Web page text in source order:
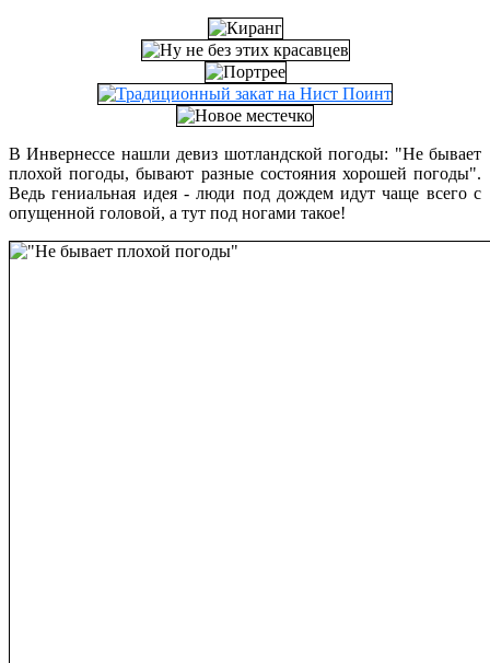
В Инвернессе нашли девиз шотландской погоды: "Не бывает
плохой погоды, бывают разные состояния хорошей погоды".
Ведь гениальная идея - люди под дождем идут чаще всего с
опущенной головой, а тут под ногами такое!